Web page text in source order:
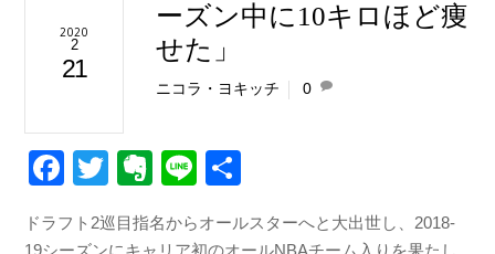
2020
2
21
ーズン中に10キロほど痩
せた」
ニコラ・ヨキッチ 0
F
c
T
tt
E
er
Li
e
ドラフト2巡目指名からオールスターへと大出世し、2018-
19シーズンにキャリア初のオールNBAチーム入りを果たし